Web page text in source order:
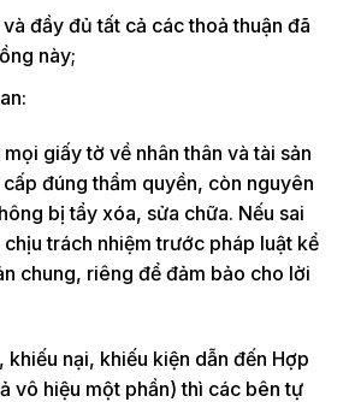
đầy đủ tất cả các thoả thuận đã
này;
giấy tờ về nhân thân và tài sản
đúng thẩm quyền, còn nguyên
bị tẩy xóa, sửa chữa. Nếu sai
trách nhiệm trước pháp luật kể
chung, riêng để đảm bảo cho lời
khiếu nại, khiếu kiện dẫn đến Hợp
vô hiệu một phần) thì các bên tự